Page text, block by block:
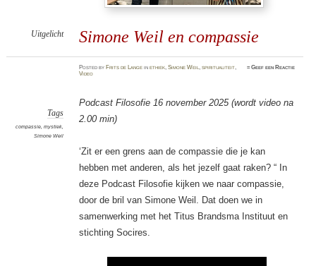
Simone Weil en compassie
Uitgelicht
Postedby Frits de Lange inethiek,Simone Weil,spiritualiteit,
Video
≈Geef een Reactie
Tags
compassie, mystiek,
Simone Weil
Podcast Filosofie 16 november 2025 (wordt video na
2.00 min)
‘Zit er een grens aan de compassie die je kan
hebben met anderen, als het jezelf gaat raken? “ In
deze Podcast Filosofie kijken we naar compassie,
door de bril van Simone Weil. Dat doen we in
samenwerking met het Titus Brandsma Instituut en
stichting Socires.